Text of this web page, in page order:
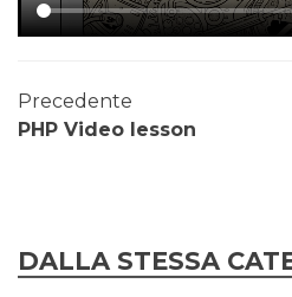
Precedente
PHP Video lesson
DALLA STESSA